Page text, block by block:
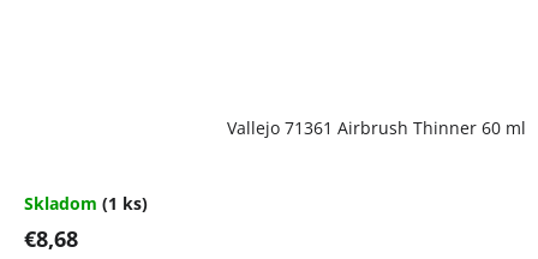
Vallejo 71361 Airbrush Thinner 60 ml
Skladom (1 ks)
€8,68